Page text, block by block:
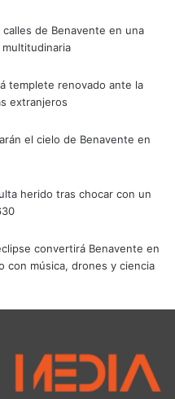
calles de Benavente en una
templete renovado ante la
extranjeros
el cielo de Benavente en
herido tras chocar con un
convertirá Benavente en
con música, drones y ciencia